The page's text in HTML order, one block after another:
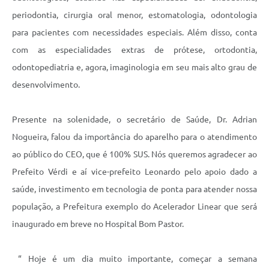
periodontia, cirurgia oral menor, estomatologia, odontologia
para pacientes com necessidades especiais. Além disso, conta
com as especialidades extras de prótese, ortodontia,
odontopediatria e, agora, imaginologia em seu mais alto grau de
desenvolvimento.
Presente na solenidade, o secretário de Saúde, Dr. Adrian
Nogueira, falou da importância do aparelho para o atendimento
ao público do CEO, que é 100% SUS. Nós queremos agradecer ao
Prefeito Vérdi e aí vice-prefeito Leonardo pelo apoio dado a
saúde, investimento em tecnologia de ponta para atender nossa
população, a Prefeitura exemplo do Acelerador Linear que será
inaugurado em breve no Hospital Bom Pastor.
“ Hoje é um dia muito importante, começar a semana